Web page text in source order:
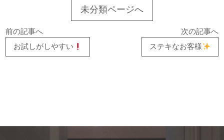
未分類ページへ
前の記事へ
お試しがしやすい
次の記事へ
ステキなお客様